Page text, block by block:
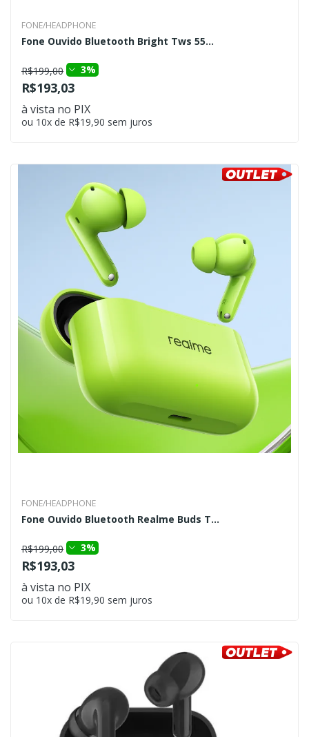
FONE/HEADPHONE
Fone Ouvido Bluetooth Bright Tws 55...
R$199,00 3%
R$193,03
à vista no PIX
ou 10x de R$19,90 sem juros
FONE/HEADPHONE
Fone Ouvido Bluetooth Realme Buds T...
R$199,00 3%
R$193,03
à vista no PIX
ou 10x de R$19,90 sem juros